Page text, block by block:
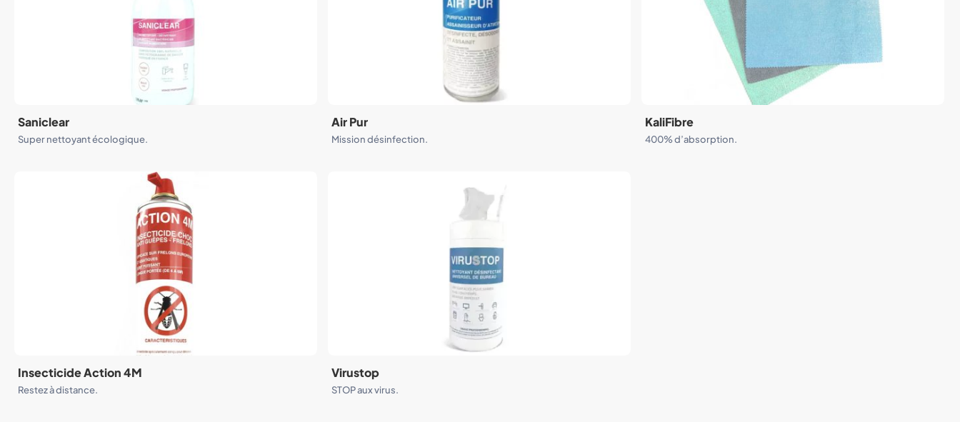
Saniclear
Super nettoyant écologique.
Air Pur
Mission désinfection.
KaliFibre
400% d’absorption.
Insecticide Action 4M
Restez à distance.
Virustop
STOP aux virus.